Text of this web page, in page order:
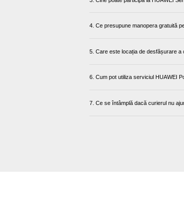
4. Ce presupune manopera gratuită
5. Care este locația de desfășurare a
6. Cum pot utiliza serviciul HUAWEI
7. Ce se întâmplă dacă curierul nu